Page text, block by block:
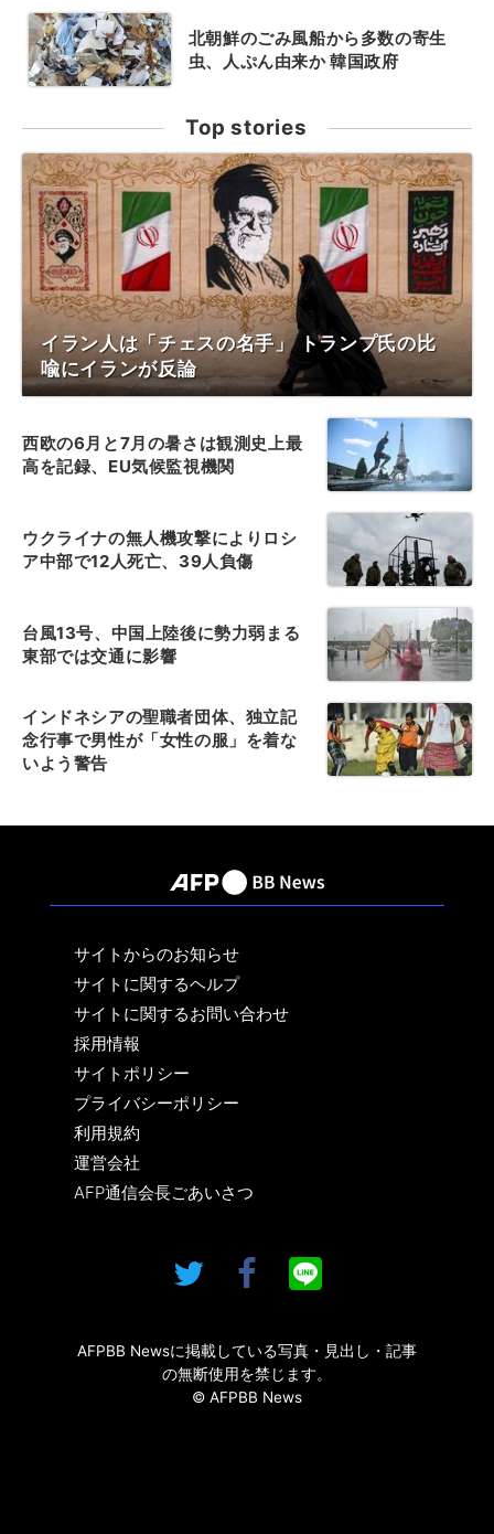
北朝鮮のごみ風船から多数の寄生
虫、人ぷん由来か 韓国政府
Top stories
イラン人は「チェスの名手」 トランプ氏の比
喩にイランが反論
西欧の6月と7月の暑さは観測史上最
高を記録、EU気候監視機関
ウクライナの無人機攻撃によりロシ
ア中部で12人死亡、39人負傷
台風13号、中国上陸後に勢力弱まる
東部では交通に影響
インドネシアの聖職者団体、独立記
念行事で男性が「女性の服」を着な
いよう警告
サイトからのお知らせ
サイトに関するヘルプ
サイトに関するお問い合わせ
採用情報
サイトポリシー
プライバシーポリシー
利用規約
運営会社
AFP通信会長ごあいさつ
AFPBB Newsに掲載している写真・見出し・記事
の無断使用を禁じます。
© AFPBB News